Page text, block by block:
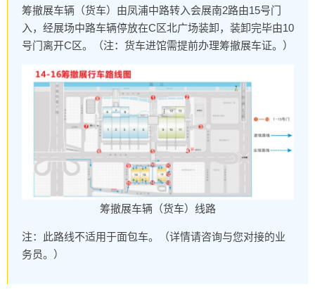
筹撤展车辆（货车）由凤浦中路转入会展南2路由15号门
入，经展场中路车辆停放在C区北广场装卸，装卸完毕由10
号门离开C区。（注：货车进馆需提前办理筹撤展车证。）
筹撤展车辆（货车）线路
注：此路线不适用于面包车。（详情请咨询与您对接的业
务员。）